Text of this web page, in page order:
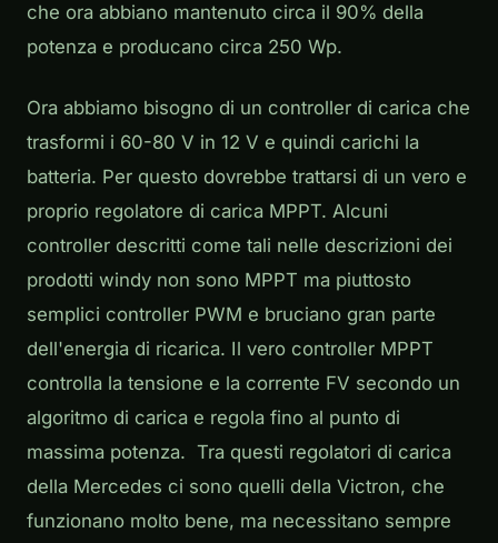
che ora abbiano mantenuto circa il 90% della
potenza e producano circa 250 Wp.
Ora abbiamo bisogno di un controller di carica che
trasformi i 60-80 V in 12 V e quindi carichi la
batteria. Per questo dovrebbe trattarsi di un vero e
proprio regolatore di carica MPPT. Alcuni
controller descritti come tali nelle descrizioni dei
prodotti windy non sono MPPT ma piuttosto
semplici controller PWM e bruciano gran parte
dell'energia di ricarica. Il vero controller MPPT
controlla la tensione e la corrente FV secondo un
algoritmo di carica e regola fino al punto di
massima potenza. Tra questi regolatori di carica
della Mercedes ci sono quelli della Victron, che
funzionano molto bene, ma necessitano sempre